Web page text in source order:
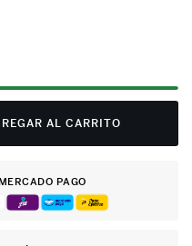
AL CARRITO
PAGO